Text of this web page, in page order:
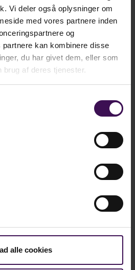
Vi deler også oplysninger om
med vores partnere inden
og
kan kombinere disse
du har givet dem, eller som
brug af deres tjenester.
alle cookies
udsagnsord, tillægsord,
endelser, et eller
endelser, dobbeltskrivning
eller misforstået ord,
ad eller af, orddeling
og andre tegn.
en alfabetisk ordnet liste
87,25
moms
kr.109,06
inkl. moms